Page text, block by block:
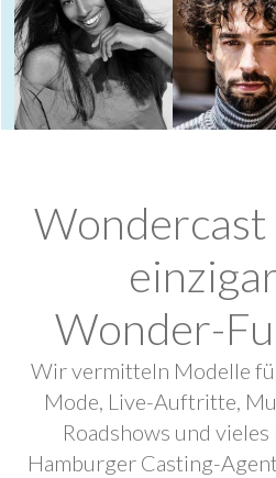
Wonder-
Wir vermitteln Modelle
Mode, Live-Auftritte,
Roadshows und
Hamburger Casting-